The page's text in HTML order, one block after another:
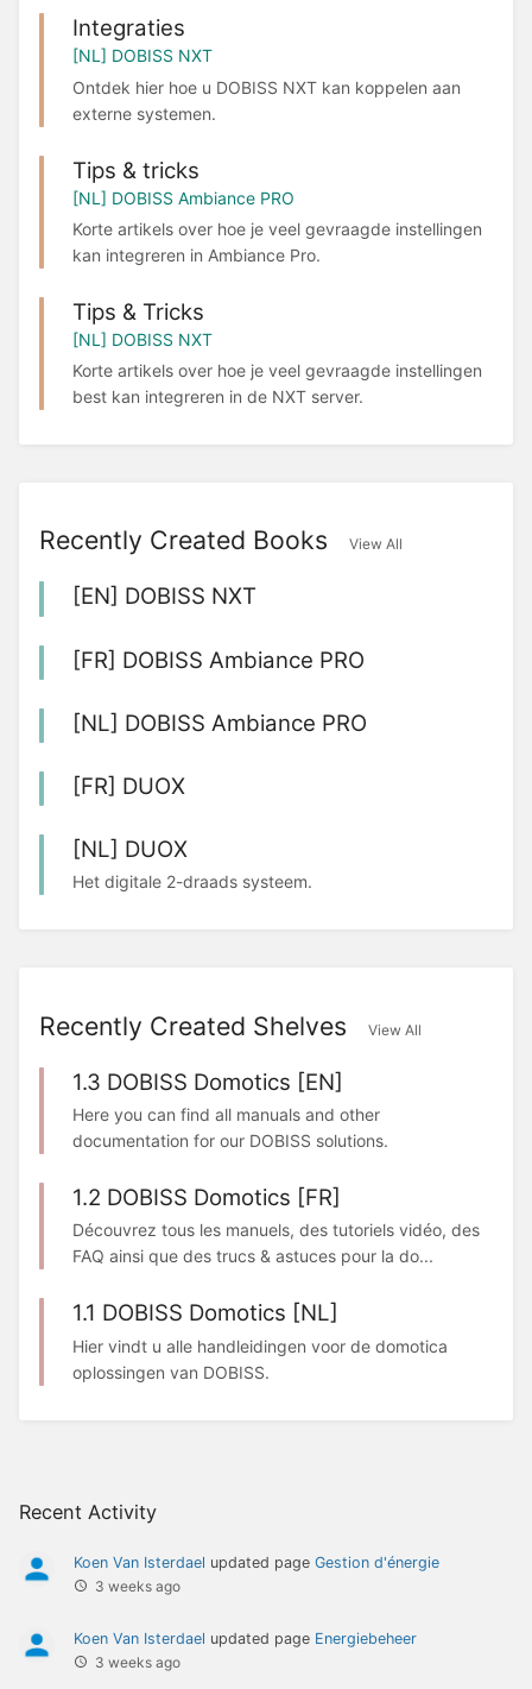
Recent Activity
Koen Van Isterdael updated page Gestion d'énergie
3 weeks ago
Koen Van Isterdael updated page Energiebeheer
3 weeks ago
Integraties
[NL] DOBISS NXT
Ontdek hier hoe u DOBISS NXT kan koppelen aan
externe systemen.
Tips & tricks
[NL] DOBISS Ambiance PRO
Korte artikels over hoe je veel gevraagde instellingen
kan integreren in Ambiance Pro.
Tips & Tricks
[NL] DOBISS NXT
Korte artikels over hoe je veel gevraagde instellingen
best kan integreren in de NXT server.
Recently Created Books View All
[EN] DOBISS NXT
[FR] DOBISS Ambiance PRO
[NL] DOBISS Ambiance PRO
[FR] DUOX
[NL] DUOX
Het digitale 2-draads systeem.
Recently Created Shelves View All
1.3 DOBISS Domotics [EN]
Here you can find all manuals and other
documentation for our DOBISS solutions.
1.2 DOBISS Domotics [FR]
Découvrez tous les manuels, des tutoriels vidéo, des
FAQ ainsi que des trucs & astuces pour la do...
1.1 DOBISS Domotics [NL]
Hier vindt u alle handleidingen voor de domotica
oplossingen van DOBISS.